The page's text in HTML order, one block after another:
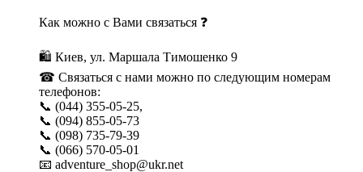
Как можно с Вами связаться ❓
🛍 Киев, ул. Маршала Тимошенко 9
☎ Связаться с нами можно по следующим номерам
телефонов:
📞 (044) 355-05-25,
📞 (094) 855-05-73
📞 (098) 735-79-39
📞 (066) 570-05-01
📧 adventure_shop@ukr.net